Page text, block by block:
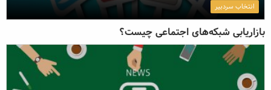
انتخاب سردبیر
بازاریابی شبکه‌های اجتماعی چیست؟